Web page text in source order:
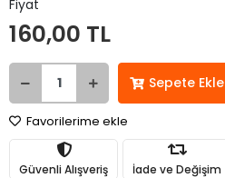
Fiyat
160,00 TL
Sepete Ekle
Favorilerime ekle
Güvenli Alışveriş İade ve Değişim